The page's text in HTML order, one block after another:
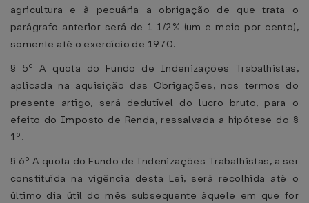
agricultura e à pecuária a obrigação de que trata o
parágrafo anterior será de 1 1/2% (um e meio por cento),
somente até o exercício de 1970.
§ 5º A quota do Fundo de Indenizações Trabalhistas,
aplicada na aquisição das Obrigações, nos termos do
presente artigo, será dedutível do lucro bruto, para o
efeito do Imposto de Renda, ressalvada a hipótese do §
1º.
§ 6º A quota do Fundo de Indenizações Trabalhistas, a ser
constituída na vigência desta Lei, será recolhida até o
último dia útil do mês subsequente àquele em que for